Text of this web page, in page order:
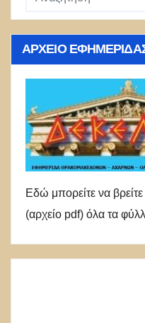
ΑΡΧΕΊΟ
Εδώ μπορείτε να
(αρχείο pdf) όλα τα